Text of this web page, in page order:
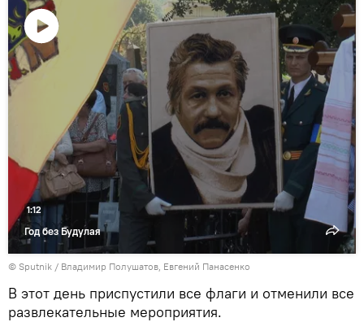
Воспроизвести
видео
Год без Будулая
1:12
© Sputnik / Владимир Полушатов, Евгений Панасенко
В этот день приспустили все флаги и отменили все
развлекательные мероприятия.